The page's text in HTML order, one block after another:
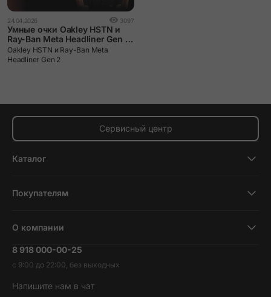
24.04.2026 3097
Умные очки Oakley HSTN и
Ray-Ban Meta Headliner Gen 2:
сравниваем и выбираем.
Oakley HSTN и Ray-Ban Meta
Headliner Gen 2
Сервисный центр
Каталог
Планшеты
Наушники и колонки
Покупателям
Трейд-ин
Гарантия и возврат
Доставка и оплата
О компании
Вакансии
Контакты
Обратная связь
8 918 000-00-25
с 9:00 до 22:00, без выходных
Напишите нам в чат